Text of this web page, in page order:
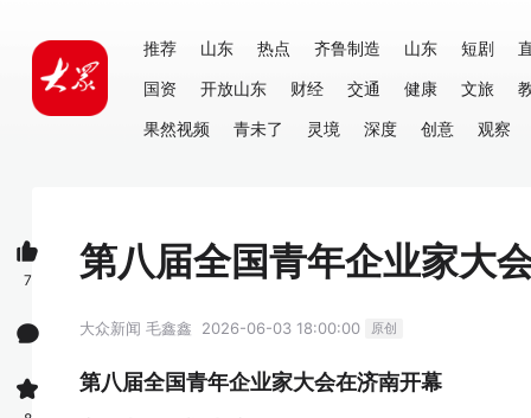
推荐 山东 热点 齐鲁制造 山东 短剧
国资
开放山东 财经 交通 健康 文旅
果然视频
青未了 灵境 深度 创意 观察
第八届全国青年企业家大
大众新闻 毛鑫鑫 2026-06-03 18:00:00 原创
第八届全国青年企业家大会在济南开幕
7